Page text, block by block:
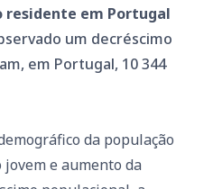
residente em Portugal
um decréscimo
em Portugal, 10 344
da população
e aumento da